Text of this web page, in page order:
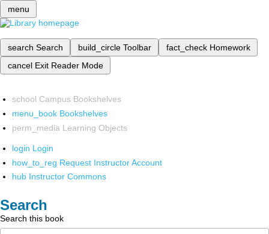
menu
search Search build_circle Toolbar fact_check Homework
cancel Exit Reader Mode
school Campus Bookshelves
menu_book Bookshelves
perm_media Learning Objects
login Login
how_to_reg Request Instructor Account
hub Instructor Commons
Search
Search this book